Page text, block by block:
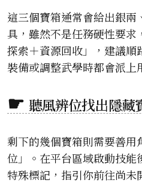
這三個寶箱通常會給出銀兩
具，雖然不是任務硬性要求
探索＋資源回收」，建議順
裝備或調整武學時都會派上
聽風辨位找出隱藏
剩下的幾個寶箱則需要善
位」。在平台區域啟動技
特殊標記，指引你前往尚未